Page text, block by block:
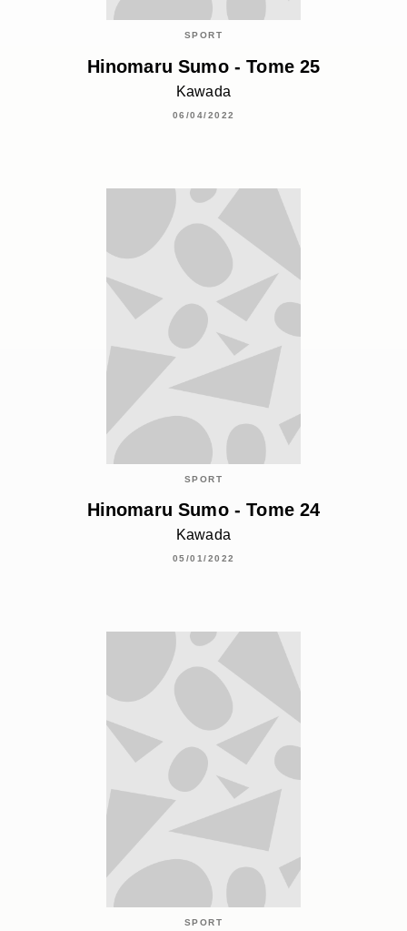
SPORT
Hinomaru Sumo - Tome 25
Kawada
06/04/2022
SPORT
Hinomaru Sumo - Tome 24
Kawada
05/01/2022
SPORT